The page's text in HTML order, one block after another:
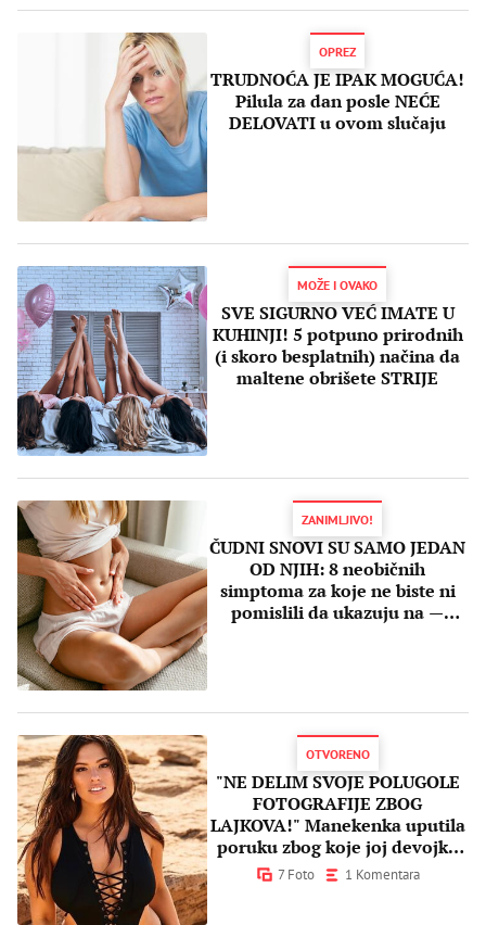
OPREZ
TRUDNOĆA JE IPAK MOGUĆA!
Pilula za dan posle NEĆE
DELOVATI u ovom slučaju
MOŽE I OVAKO
SVE SIGURNO VEĆ IMATE U
KUHINJI! 5 potpuno prirodnih
(i skoro besplatnih) načina da
maltene obrišete STRIJE
ZANIMLJIVO!
ČUDNI SNOVI SU SAMO JEDAN
OD NJIH: 8 neobičnih
simptoma za koje ne biste ni
pomislili da ukazuju na —
OTVORENO
"NE DELIM SVOJE POLUGOLE
FOTOGRAFIJE ZBOG
LAJKOVA!" Manekenka uputila
poruku zbog koje joj devojke
aplaudiraju
7 Foto 1 Komentara